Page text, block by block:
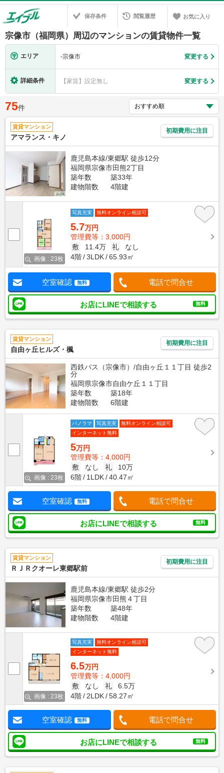
保存条件 閲覧履歴 お気に入り
宗像市（福岡県）周辺のマンションの賃貸物件一覧
エリア -宗像市 変更する
詳細条件 【家賃】設定無し 変更する
75件
賃貸マンション
アマランス・キノ
初期費用に注目
鹿児島本線/東郷駅 徒歩12分
福岡県宗像市田熊2丁目
築年数
築33年
建物階数
4階建
画像 : 23枚
写真充実 無料オンライン相談可
5.7万円
管理費等：3,000円
敷
11.4万 礼
なし
4階
3LDK 65.93㎡
空室確認 無料 電話で問合せ
お店にLINEで相談する 無料
賃貸マンション
自由ヶ丘ヒルズ・楓
初期費用に注目
西鉄バス（宗像市）/自由ヶ丘１１丁目 徒歩2
分
福岡県宗像市自由ケ丘１１丁目
築年数
築18年
建物階数
6階建
画像 : 23枚
パノラマ 写真充実
無料オンライン相談可
インターネット無料
5万円
管理費等：4,000円
敷
なし 礼
10万
6階
1LDK 40.47㎡
空室確認 無料 電話で問合せ
お店にLINEで相談する 無料
賃貸マンション
ＲＪＲクオーレ東郷駅前
初期費用に注目
鹿児島本線/東郷駅 徒歩2分
福岡県宗像市田熊４丁目
築年数
築48年
建物階数
4階建
画像 : 23枚
写真充実
無料オンライン相談可
インターネット無料
6.5万円
管理費等：4,000円
敷
なし 礼
6.5万
4階
2LDK 58.27㎡
空室確認 無料 電話で問合せ
お店にLINEで相談する 無料